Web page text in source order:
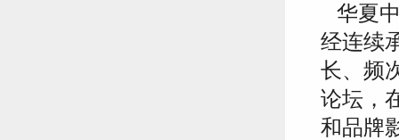
华夏
经连续
长、频
论坛，
和品牌